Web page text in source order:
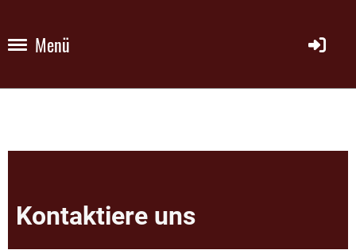
Menü
Kontaktiere uns